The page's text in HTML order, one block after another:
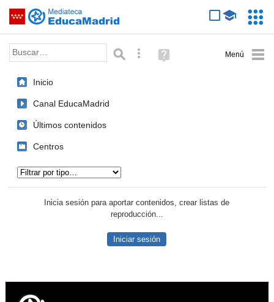
Saltar navegación
Palabra o frase: Búsqueda avanzada
Ayuda
(en
Inicio
Canal EducaMadrid
Últimos contenidos
Centros
Inicia sesión para aportar contenidos, crear listas de
reproducción...
Iniciar sesión